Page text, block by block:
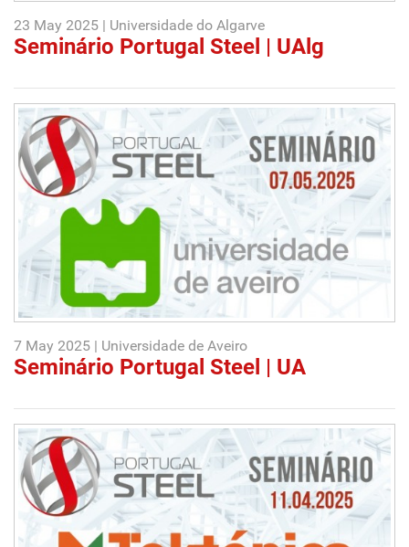
23 May 2025 | Universidade do Algarve
Seminário Portugal Steel | UAlg
7 May 2025 | Universidade de Aveiro
Seminário Portugal Steel | UA